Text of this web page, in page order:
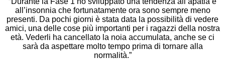
all’insonnia che fortunatamente ora sono sempre meno
presenti. Da pochi giorni è stata data la possibilità di vedere
amici, una delle cose più importanti per i ragazzi della nostra
età. Vederli ha cancellato la noia accumulata, anche se ci
sarà da aspettare molto tempo prima di tornare alla
normalità.”